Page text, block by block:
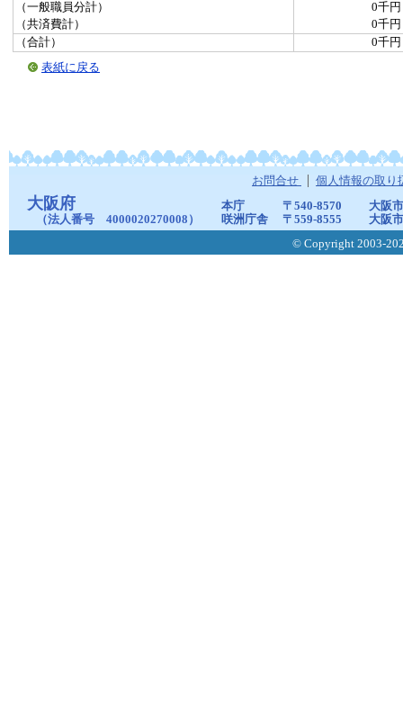
（一般職員分計）
0千円
（共済費計）
0千円
（合計）
0千円
表紙に戻る
お問合せ 個人情報の取り
大阪府
（法人番号 4000020270008）
本庁 〒540-8570
大阪
咲洲庁舎
〒559-8555
大阪
© Copyright 2003-